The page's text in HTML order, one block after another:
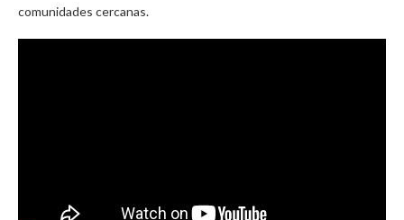
comunidades cercanas.